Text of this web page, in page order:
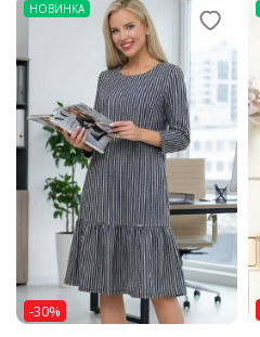
НОВИНКА
-30%